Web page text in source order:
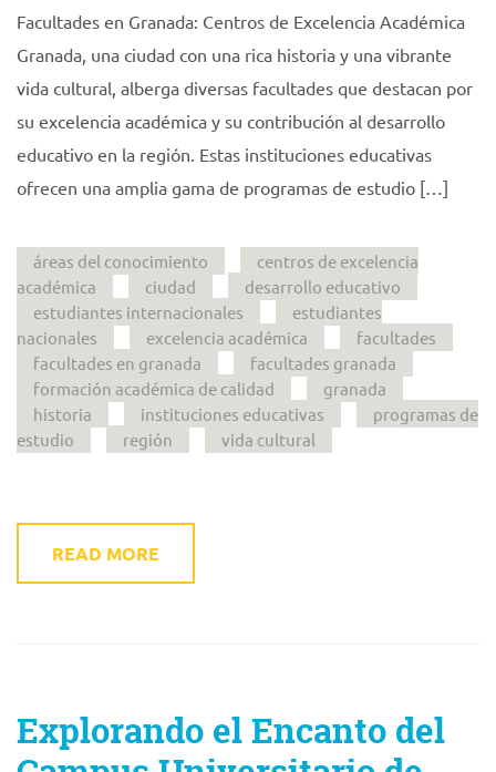
Facultades en Granada: Centros de Excelencia Académica
Granada, una ciudad con una rica historia y una vibrante
vida cultural, alberga diversas facultades que destacan por
su excelencia académica y su contribución al desarrollo
educativo en la región. Estas instituciones educativas
ofrecen una amplia gama de programas de estudio […]
áreas del conocimiento
centros de excelencia
académica
ciudad
desarrollo educativo
estudiantes internacionales
estudiantes
nacionales
excelencia académica
facultades
facultades en granada
facultades granada
formación académica de calidad
granada
historia
instituciones educativas
programas de
estudio
región vida cultural
READ MORE
Explorando el Encanto del